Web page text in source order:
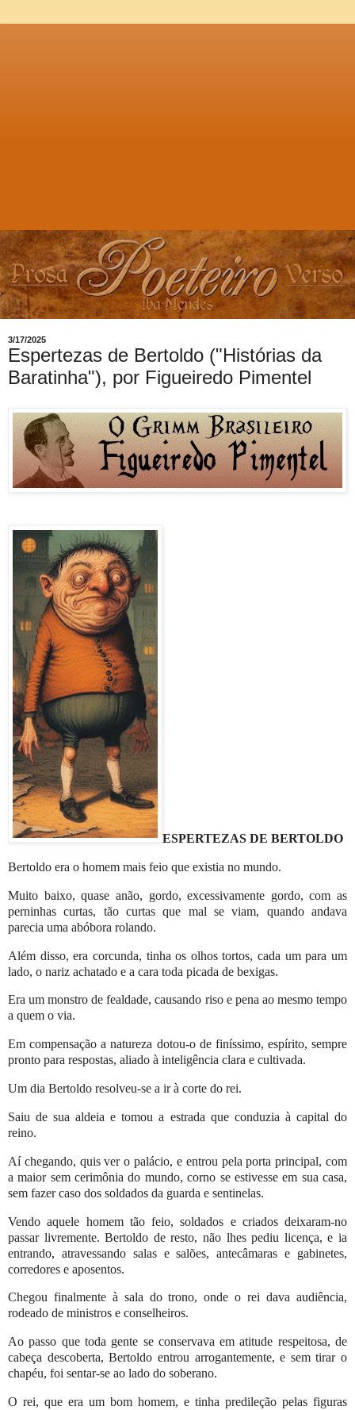
3/17/2025
Espertezas de Bertoldo ("Histórias da
Baratinha"), por Figueiredo Pimentel
ESPERTEZAS DE BERTOLDO
Bertoldo era o homem mais feio que existia no mundo.
Muito baixo, quase anão, gordo, excessivamente gordo, com as
perninhas curtas, tão curtas que mal se viam, quando andava
parecia uma abóbora rolando.
Além disso, era corcunda, tinha os olhos tortos, cada um para um
lado, o nariz achatado e a cara toda picada de bexigas.
Era um monstro de fealdade, causando riso e pena ao mesmo tempo
a quem o via.
Em compensação a natureza dotou-o de finíssimo, espírito, sempre
pronto para respostas, aliado à inteligência clara e cultivada.
Um dia Bertoldo resolveu-se a ir à corte do rei.
Saiu de sua aldeia e tomou a estrada que conduzia à capital do
reino.
Aí chegando, quis ver o palácio, e entrou pela porta principal, com
a maior sem cerimônia do mundo, corno se estivesse em sua casa,
sem fazer caso dos soldados da guarda e sentinelas.
Vendo aquele homem tão feio, soldados e criados deixaram-no
passar livremente. Bertoldo de resto, não lhes pediu licença, e ia
entrando, atravessando salas e salões, antecâmaras e gabinetes,
corredores e aposentos.
Chegou finalmente à sala do trono, onde o rei dava audiência,
rodeado de ministros e conselheiros.
Ao passo que toda gente se conservava em atitude respeitosa, de
cabeça descoberta, Bertoldo entrou arrogantemente, e sem tirar o
chapéu, foi sentar-se ao lado do soberano.
O rei, que era um bom homem, e tinha predileção pelas figuras